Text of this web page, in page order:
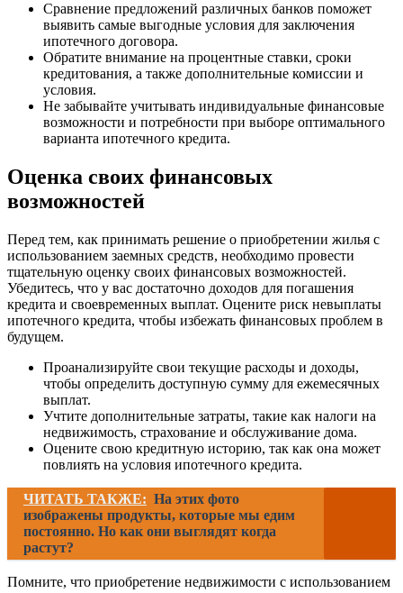
Сравнение предложений различных банков поможет
выявить самые выгодные условия для заключения
ипотечного договора.
Обратите внимание на процентные ставки, сроки
кредитования, а также дополнительные комиссии и
условия.
Не забывайте учитывать индивидуальные финансовые
возможности и потребности при выборе оптимального
варианта ипотечного кредита.
Оценка своих финансовых
возможностей
Перед тем, как принимать решение о приобретении жилья с
использованием заемных средств, необходимо провести
тщательную оценку своих финансовых возможностей.
Убедитесь, что у вас достаточно доходов для погашения
кредита и своевременных выплат. Оцените риск невыплаты
ипотечного кредита, чтобы избежать финансовых проблем в
будущем.
Проанализируйте свои текущие расходы и доходы,
чтобы определить доступную сумму для ежемесячных
выплат.
Учтите дополнительные затраты, такие как налоги на
недвижимость, страхование и обслуживание дома.
Оцените свою кредитную историю, так как она может
повлиять на условия ипотечного кредита.
ЧИТАТЬ ТАКЖЕ: На этих фото
изображены продукты, которые мы едим
постоянно. Но как они выглядят когда
растут?
Помните, что приобретение недвижимости с использованием